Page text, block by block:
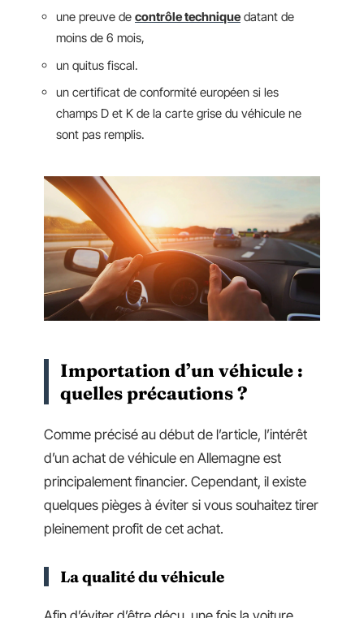
une preuve de contrôle technique datant de
moins de 6 mois,
un quitus fiscal.
un certificat de conformité européen si les
champs D et K de la carte grise du véhicule ne
sont pas remplis.
Importation d’un véhicule :
quelles précautions ?
Comme précisé au début de l’article, l’intérêt
d’un achat de véhicule en Allemagne est
principalement financier. Cependant, il existe
quelques pièges à éviter si vous souhaitez tirer
pleinement profit de cet achat.
La qualité du véhicule